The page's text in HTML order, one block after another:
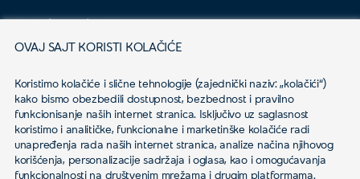
OVAJ SAJT KORISTI KOLAČIĆE
Koristimo kolačiće i slične tehnologije (zajednički naziv: „kolačići“)
kako bismo obezbedili dostupnost, bezbednost i pravilno
funkcionisanje naših internet stranica. Isključivo uz saglasnost
koristimo i analitičke, funkcionalne i marketinške kolačiće radi
unapređenja rada naših internet stranica, analize načina njihovog
korišćenja, personalizacije sadržaja i oglasa, kao i omogućavanja
funkcionalnosti na društvenim mrežama i drugim platformama.
Digitalna Televizija
Yettel Sve
Biznis korisnici
Aktuelno